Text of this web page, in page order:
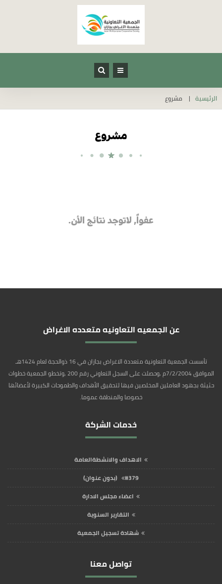
الرئيسية مشروع
مشروع
عفواً, لاتوجد نتائج الأن.
عن الجمعيه التعاونيه متعدده الاغراض
تأسست الجمعية التعاونية متعددة الاغراض بجازان في 16 ذوالحجة لعام 1424هـ
الموافق 7/2/2004م ,وحصلت على السجل التعاوني رقم 200 ,وتخطو الجمعية خطوات
حثيثة بجهود العاملين المخلصين فيها لتحقيق الأهداف والطموحات الكبيرة لأعضائها
خصوصا والمنطقة عموما.
خدمات الشركة
الاهداف والانشطةالعامة
#379 (بدون عنوان)
اعضاء مجلس الادارة
التقارير السنوية
شهادة تسجيل الجمعية
تواصل معنا